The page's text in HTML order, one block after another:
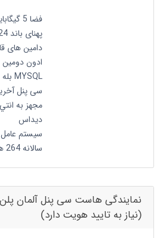
فضا 5 گیگابایت
پهنای باند 24 گیگابایت
دامین های
ادون دومین
MYSQL بله
سی پنل
مجهز به
ديداس
سیستم
سالانه 264 هزار تومان
(نیاز به تایید هویت دارد)